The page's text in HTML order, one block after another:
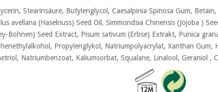
Stearinsäure, Butylenglycol, Caesalpinia Spinosa Gum,
avellana (Haselnuss) Seed Oil, Simmondsia Chinensis (Jojoba )
Bohnen) Seed Extract, Pisum sativum (Erbse) Extrakt, Punica
Propylenglykol, Natriumpolyacrylat, Xanthan
Natriumbenzoat, Kaliumsorbat, Squalane, Linalool, Geraniol ,